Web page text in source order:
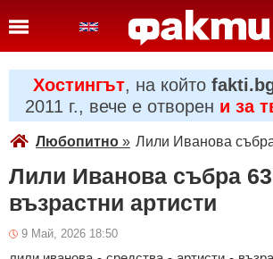
Хостингът, на който
2011 г., вече е отворен и за
Любопитно » Лили Иванова
Лили Иванова събра
възрастни артисти
9 Май, 2026 18:50